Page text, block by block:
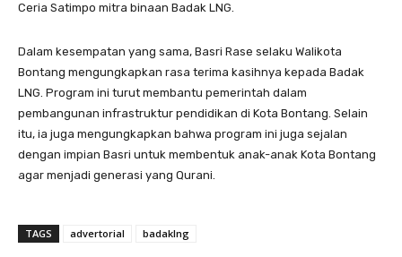
Ceria Satimpo mitra binaan Badak LNG.
Dalam kesempatan yang sama, Basri Rase selaku Walikota
Bontang mengungkapkan rasa terima kasihnya kepada Badak
LNG. Program ini turut membantu pemerintah dalam
pembangunan infrastruktur pendidikan di Kota Bontang. Selain
itu, ia juga mengungkapkan bahwa program ini juga sejalan
dengan impian Basri untuk membentuk anak-anak Kota Bontang
agar menjadi generasi yang Qurani.
TAGS advertorial badaklng